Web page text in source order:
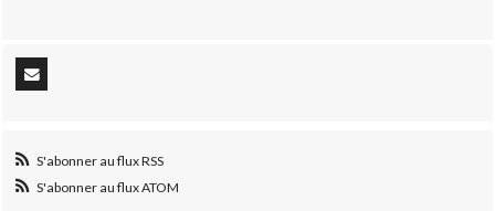
S'abonner au flux RSS
S'abonner au flux ATOM